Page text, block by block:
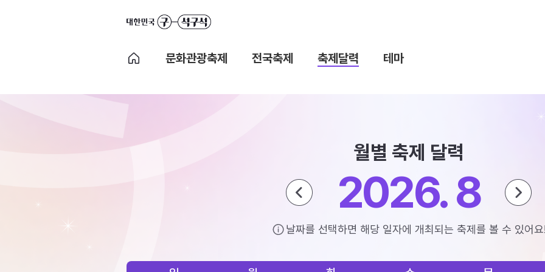
문화관광축제 전국축제 축제달력 테마
월별 축제 달력
2026. 8
날짜를 선택하면 해당 일자에 개최되는 축제를 볼 수 있어